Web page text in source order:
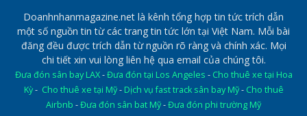
Doanhnhanmagazine.net là kênh tổng hợp tin tức trích dẫn
một số nguồn tin từ các trang tin tức lớn tại Việt Nam. Mỗi bài
đăng đều được trích dẫn từ nguồn rõ ràng và chính xác. Mọi
chi tiết xin vui lòng liên hệ qua email của chúng tôi.
Đưa đón sân bay LAX-Đưa đón tại Los Angeles - Cho thuê xe tại Hoa
Kỳ- Cho thuê xe tại Mỹ- Dịch vụ fast track sân bay Mỹ- Cho thuê
Airbnb -Đưa đón sân bat Mỹ-Đưa đón phi trường Mỹ